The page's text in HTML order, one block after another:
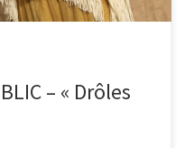
– « Drôles